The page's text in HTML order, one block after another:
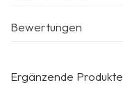
Bewertungen
Ergänzende Produkte